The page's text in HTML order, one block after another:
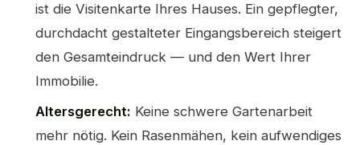
ist die Visitenkarte Ihres Hauses. Ein gepflegter,
durchdacht gestalteter Eingangsbereich steigert
den Gesamteindruck — und den Wert Ihrer
Immobilie.
Altersgerecht: Keine schwere Gartenarbeit
mehr nötig. Kein Rasenmähen, kein aufwendiges